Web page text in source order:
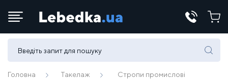
Телефони:
(067) 430 82-15
Головна Такелаж Стропи промислові